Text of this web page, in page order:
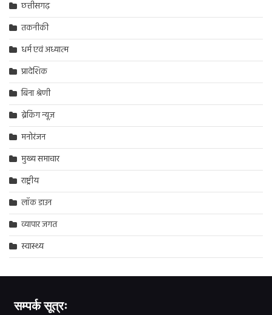
छत्तीसगढ़
तकनीकी
धर्म एवं अध्यात्म
प्रादेशिक
बिना श्रेणी
ब्रेकिंग न्यूज़
मनोरंजन
मुख्य समाचार
राष्ट्रीय
लॉक डाउन
व्यापार जगत
स्वास्थ्य
सम्पर्क सूत्रः